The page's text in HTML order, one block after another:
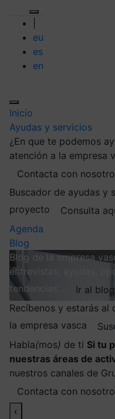
eu
es
en
Inicio
Ayudas y servicios
¿En que te podemos
atención a la empresa
Contacta con
Buscador de ayudas y
proyecto
Consulta
Agenda
Blog
Blog de la empresa
entrevistas, ayudas,
tendencias…
Ir al blog
Recíbenos y estarás
la empresa vasca
Habla(mos) de ti Si tu
nuestras áreas de
nuestros canales de
Contacta con
‹